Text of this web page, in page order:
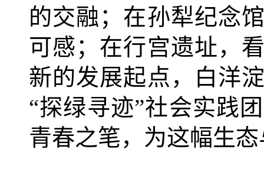
的交融；在孙犁纪念
可感；在行宫遗址，
新的发展起点，白洋
“探绿寻迹”社会实践
青春之笔，为这幅生